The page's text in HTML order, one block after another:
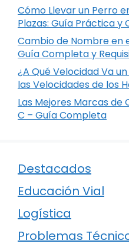
Cómo Llevar un Perro
Plazas: Guía Práctica y
Cambio de Nombre en
Guía Completa y
¿A Qué Velocidad Va
las Velocidades de los
Las Mejores Marcas de
C – Guía Completa
Destacados
Educación Vial
Logística
Problemas